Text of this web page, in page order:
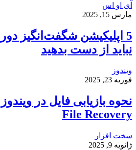
آی او اس
مارس 15, 2025
5 اپلیکیشن شگفت‌انگیز
نباید از دست بدهید
ویندوز
فوریه 23, 2025
File Recovery
سخت افزار
ژانویه 9, 2025